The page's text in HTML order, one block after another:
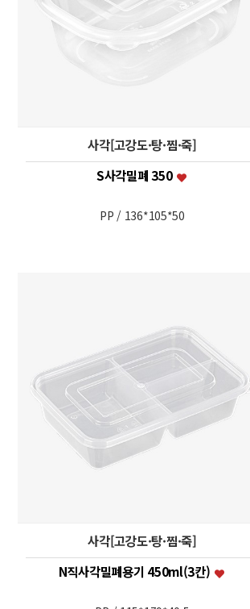
사각[고강도·탕·찜·죽]
S사각밀폐 350
PP / 136*105*50
사각[고강도·탕·찜·죽]
N직사각밀폐용기 450ml(3칸)